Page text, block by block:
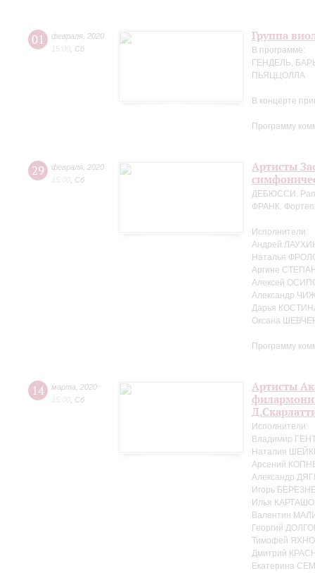
01 февраля 2020
15:00 Сб
Группа
В программе:
ГЕНДЕЛЬ,
ПЬЯЦЦОЛЛА
В концерте
Программу
29 февраля 2020
15:00 Сб
Артисты
ДЕБЮССИ.
ФРАНК.
Исполнители:
Андрей
Наталья
Аргине
Алексей
Александр
Дарья
Оксана
Программу
14 марта
2020
15:00 Сб
Артисты
Исполнители:
Владимир
Наталия
Арсений
Александр
Игорь
Илья
Валентин
Георгий
Тимофей
Дмитрий
Екатерина